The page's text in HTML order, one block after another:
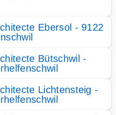
Ebersol - 9122
Bütschwil -
Lichtensteig -